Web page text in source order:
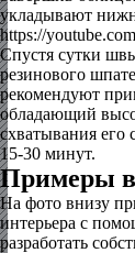
укладывают
https://
Спустя сутки
резинового
рекомендуют
обладающий
схватывания его
15-30 минут.
Примеры в
На фото внизу
интерьера с
разработать